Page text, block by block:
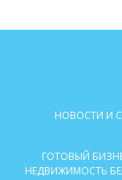
НОВОСТИ И
ГОТОВЫЙ
НЕДВИЖИМОСТЬ